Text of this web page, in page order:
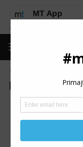
Izdvojeno
5.
PETICA:
Hrnjić –